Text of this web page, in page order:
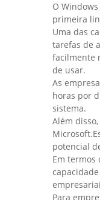
O
primeira
Uma das
tarefas de
facilmente
de usar.
As
horas por
sistema.
Além
potencial
Em termos
Para